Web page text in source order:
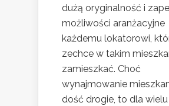
dużą oryginalność i
możliwości aranżacyjne
każdemu lokatorowi,
zechce w takim
zamieszkać. Choć
wynajmowanie
dość drogie, to dla